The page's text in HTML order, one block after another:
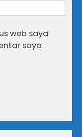
web saya
saya